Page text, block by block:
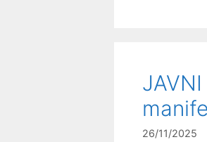
26/11/2025